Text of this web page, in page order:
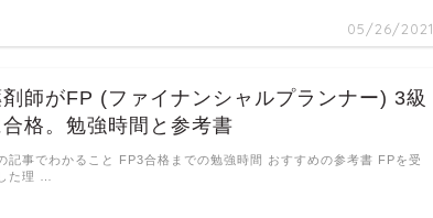
05/26/2021
師がFP (ファイナンシャルプランナー) 3級
合格。勉強時間と参考書
記事でわかること FP3合格までの勉強時間 おすすめの参考書 FPを受
た理 …